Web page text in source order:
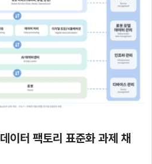
터 팩토리 표준화 과제 채